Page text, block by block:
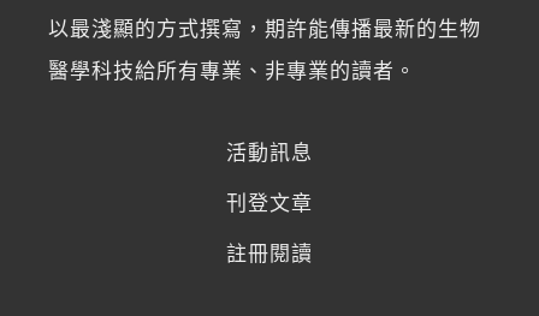
以最淺顯的方式撰寫，期許能傳播最新的生物
醫學科技給所有專業、非專業的讀者。
活動訊息
刊登文章
註冊閱讀